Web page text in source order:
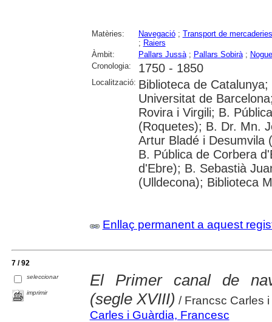
Matèries: Navegació; Transport de mercaderies
; Raiers
Àmbit:
Pallars Jussà; Pallars Sobirà;
Cronologia:
1750 - 1850
Localització: Biblioteca de
Universitat de
Rovira i Virgili; B.
(Roquetes); B. Dr. Mn.
Artur Bladé i Desumvila
B. Pública de Corbera
d'Ebre); B. Sebastià
(Ulldecona); Biblioteca
Enllaç permanent a aquest
7 / 92
seleccionar
imprimir
El Primer canal de
(segle XVIII) / Francsc Carles
Carles i Guàrdia, Francesc